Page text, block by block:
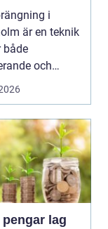
i
är en teknik
både
och
pengar lag